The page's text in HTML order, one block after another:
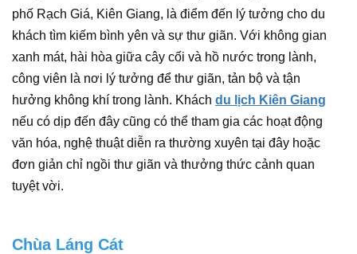
phố Rạch Giá, Kiên Giang, là điểm đến lý tưởng cho du
khách tìm kiếm bình yên và sự thư giãn. Với không gian
xanh mát, hài hòa giữa cây cối và hồ nước trong lành,
công viên là nơi lý tưởng để thư giãn, tản bộ và tận
hưởng không khí trong lành. Khách du lịch Kiên Giang
nếu có dịp đến đây cũng có thể tham gia các hoạt động
văn hóa, nghệ thuật diễn ra thường xuyên tại đây hoặc
đơn giản chỉ ngồi thư giãn và thưởng thức cảnh quan
tuyệt vời.
Chùa Láng Cát